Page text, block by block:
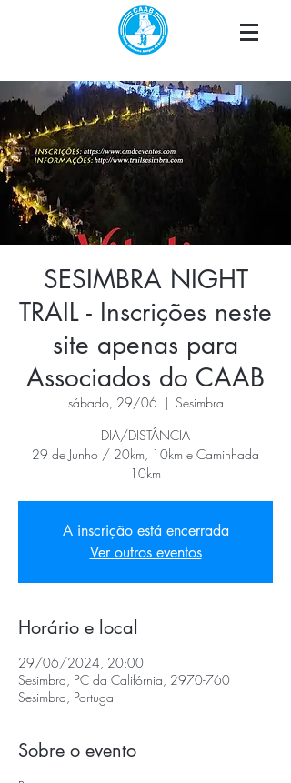
SESIMBRA NIGHT
TRAIL - Inscrições neste
site apenas para
Associados do CAAB
sábado, 29/06
  |
Sesimbra
DIA/DISTÂNCIA
29 de Junho / 20km, 10km e Caminhada
10km
A inscrição está encerrada
Ver outros eventos
Horário e local
29/06/2024, 20:00
Sesimbra, PC da Califórnia, 2970-760
Sesimbra, Portugal
Sobre o evento